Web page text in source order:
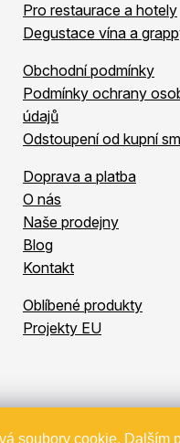
soubory cookie. Dalším
Pro restaurace a hotely
Degustace vína a
Obchodní podmínky
Podmínky ochrany
údajů
Odstoupení od kupní
Doprava a platba
O nás
Naše prodejny
Blog
Kontakt
Oblíbené produkty
Projekty EU